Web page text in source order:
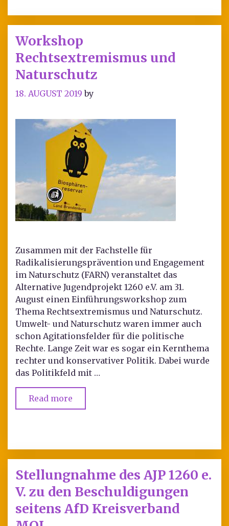
Workshop
Rechtsextremismus und
Naturschutz
18. AUGUST 2019 by
Zusammen mit der Fachstelle für
Radikalisierungsprävention und Engagement
im Naturschutz (FARN) veranstaltet das
Alternative Jugendprojekt 1260 e.V. am 31.
August einen Einführungsworkshop zum
Thema Rechtsextremismus und Naturschutz.
Umwelt- und Naturschutz waren immer auch
schon Agitationsfelder für die politische
Rechte. Lange Zeit war es sogar ein Kernthema
rechter und konservativer Politik. Dabei wurde
das Politikfeld mit …
Read more
Stellungnahme des AJP 1260 e.
V. zu den Beschuldigungen
seitens AfD Kreisverband